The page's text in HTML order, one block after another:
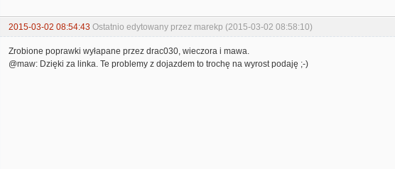
2015-03-02 08:54:43 Ostatnio edytowany przez marekp (2015-03-02 08:58:10)
Zrobione poprawki wyłapane przez drac030, wieczora i mawa.
@maw: Dzięki za linka. Te problemy z dojazdem to trochę na wyrost podaję ;-)